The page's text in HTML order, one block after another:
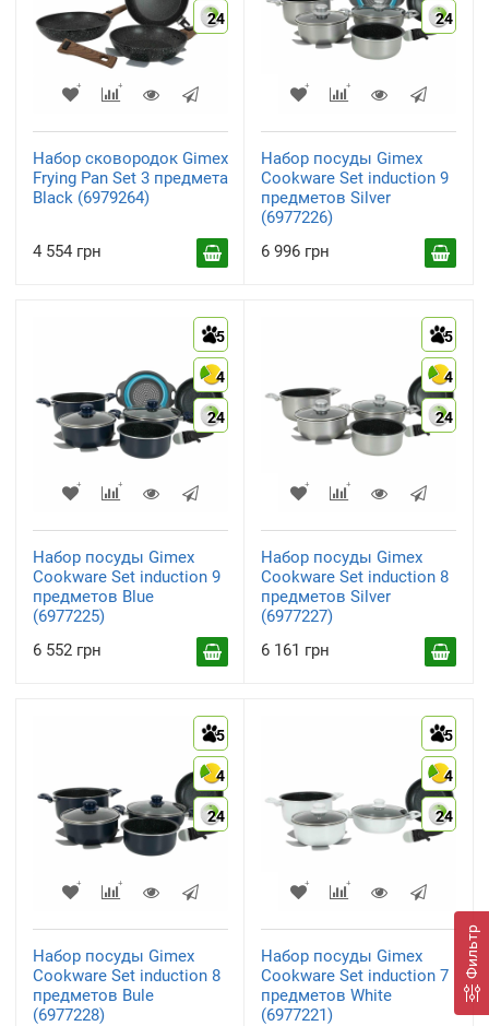
Фильтр
24
Набор сковородок Gimex
Frying Pan Set 3 предмета
Black (6979264)
4 554 грн
24
Набор посуды Gimex
Cookware Set induction 9
предметов Silver
(6977226)
6 996 грн
5
4
24
Набор посуды Gimex
Cookware Set induction 9
предметов Blue
(6977225)
6 552 грн
5
4
24
Набор посуды Gimex
Cookware Set induction 8
предметов Silver
(6977227)
6 161 грн
5
4
24
Набор посуды Gimex
Cookware Set induction 8
предметов Bule
(6977228)
5
4
24
Набор посуды Gimex
Cookware Set induction 7
предметов White
(6977221)